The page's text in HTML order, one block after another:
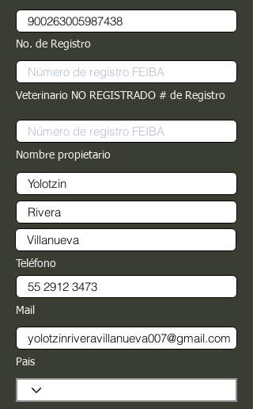
No. de Registro
Veterinario NO REGISTRADO # de Registro
Nombre propietario
Teléfono
Mail
Pais